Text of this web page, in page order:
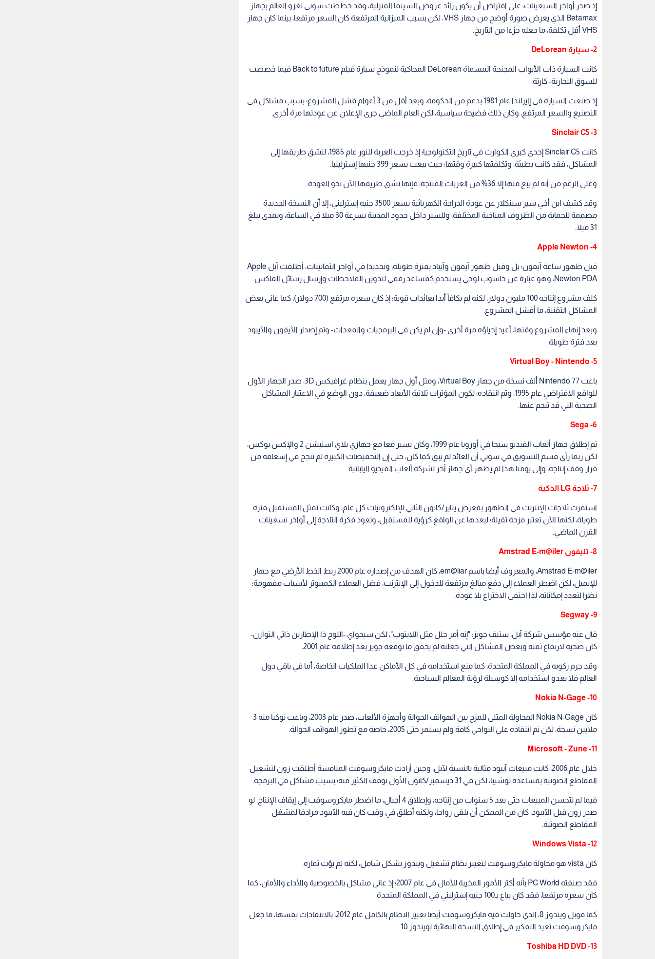
إذ صدر أواخر السبعينات، على افتراض أن يكون رائد عروض السينما المنزلية، وقد خططت سوني لغزو العالم بجهاز
Betamax الذي يعرض صورة أوضح من جهاز VHS، لكن بسبب الميزانية المرتفعة كان السعر مرتفعا، بينما كان جهاز
VHS أقل تكلفة، ما جعله جزءا من التاريخ.
2- سيارة DeLorean
كانت السيارة ذات الأبواب المجنحة المسماة DeLorean المحاكية لنموذج سيارة فيلم Back to future فيما خصصت
للسوق التجارية- كارثة.
إذ صنعت السيارة في إايرلندا عام 1981 بدعم من الحكومة، وبعد أقل من 3 أعوام فشل المشروع؛ بسبب مشاكل في
التصنيع والسعر المرتفع، وكان ذلك فضيحة سياسية، لكن العام الماضي جرى الإعلان عن عودتها مرة أخرى.
3- Sinclair C5
كانت Sinclair C5 إحدى كبرى الكوارث في تاريخ التكنولوجيا؛ إذ خرجت العربة للنور عام 1985، لتشق طريقها إلى
المشاكل، فقد كانت بطيئة، وتكلفتها كبيرة وقتها؛ حيث بيعت بسعر 399 جنيها إسترلينيا.
وعلى الرغم من أنه لم يبع منها إلا 36% من العربات المنتجة، فإنها تشق طريقها الآن نحو العودة.
وقد كشف ابن أخي سير سينكلار عن عودة الدراجة الكهربائية بسعر 3500 جنيه إسترليني، إلا أن النسخة الجديدة
مصممة للحماية من الظروف المناخية المختلفة، وللسير داخل حدود المدينة بسرعة 30 ميلا في الساعة، وبمدى يبلغ
31 ميلا.
4- Apple Newton
قبل ظهور ساعة آيفون؛ بل وقبل ظهور آيفون وآيباد بفترة طويلة، وتحديدا في أواخر الثمانينات، أطلقت آبل Apple
Newton PDA، وهو عبارة عن حاسوب لوحي يستخدم كمساعد رقمي لتدوين الملاحظات وإرسال رسائل الفاكس.
كلف مشروع إنتاجه 100 مليون دولار، لكنه لم يكافأ أبدا بعائدات قوية؛ إذ كان سعره مرتفع (700 دولار)، كما عانى بعض
المشاكل التقنية، ما أفشل المشروع.
وبعد إنهاء المشروع وقتها، أعيد إحياؤه مرة أخرى -وإن لم يكن في البرمجيات والمعدات- وتم إصدار الآيفون والآيبود
بعد فترة طويلة.
5- Virtual Boy - Nintendo
باعت Nintendo 77 ألف نسخة من جهاز Virtual Boy، ومثل أول جهاز يعمل بنظام غرافيكس 3D، صدر الجهاز الأول
للواقع الافتراضي عام 1995، وتم انتقاده؛ لكون المؤثرات ثلاثية الأبعاد ضعيفة، دون الوضع في الاعتبار المشاكل
الصحية التي قد تنجم عنها.
6- Sega
تم إطلاق جهاز ألعاب الفيديو سيجا في أوروبا عام 1999، وكان يسير معا مع جهازي بلاي استيشن 2 والإكس بوكس،
لكن ربما رأى قسم التسويق في سوني أن العائد لم يبق كما كان، حتى إن التخفيضات الكبيرة لم تنجح في إسعافه من
قرار وقف إنتاجه، وإلى يومنا هذا لم يظهر أي جهاز آخر لشركة ألعاب الفيديو اليابانية.
7- ثلاجة LG الذكية
استمرت ثلاجات الإنترنت في الظهور بمعرض يناير/كانون الثاني للإلكترونيات كل عام، وكانت تمثل المستقبل فترة
طويلة، لكنها الآن تعتبر مزحة ثقيلة؛ لبعدها عن الواقع كرؤية للمستقبل، وتعود فكرة الثلاجة إلى أواخر تسعينات
القرن الماضي.
8- تليفون Amstrad E-m@iler
Amstrad E-m@iler، والمعروف أيضا باسم em@liar، كان الهدف من إصداره عام 2000 ربط الخط الأرضي مع جهاز
للإيميل، لكن اضطر العملاء إلى دفع مبالغ مرتفعة للدخول إلى الإنترنت، فضل العملاء الكمبيوتر لأسباب مفهومة؛
نظرا لتعدد إمكاناته، لذا اختفى الاختراع بلا عودة.
9- Segway
قال عنه مؤسس شركة آبل، ستيف جوبز: "إنه أمر جلل مثل اللابتوب"، لكن سيجواي -اللوح ذا الإطارين ذاتي التوازن-
كان ضحية لارتفاع ثمنه وبعض المشاكل التي جعلته لم يحقق ما توقعه جوبز بعد إطلاقه عام 2001.
وقد جرم ركوبه في المملكة المتحدة، كما منع استخدامه في كل الأماكن عدا الملكيات الخاصة، أما في باقي دول
العالم فلا يعدو استخدامه إلا كوسيلة لرؤية المعالم السياحية.
10- Nokia N-Gage
كان Nokia N-Gage المحاولة المثلى للمزج بين الهواتف الجوالة وأجهزة الألعاب، صدر عام 2003، وباعت نوكيا منه 3
ملايين نسخة، لكن تم انتقاده على النواحي كافة ولم يستمر حتى 2005، خاصة مع تطور الهواتف الجوالة.
11- Microsoft - Zune
خلال عام 2006، كانت مبيعات آيبود مثالية بالنسبة لآبل، وحين أرادت مايكروسوفت المنافسة أطلقت زون لتشغيل
المقاطع الصوتية بمساعدة توشيبا، لكن في 31 ديسمبر/كانون الأول توقف الكثير منه؛ بسبب مشاكل في البرمجة.
فيما لم تتحسن المبيعات حتى بعد 5 سنوات من إنتاجه، وإطلاق 4 أجيال، ما اضطر مايكروسوفت إلى إيقاف الإنتاج. لو
صدر زون قبل الآيبود، كان من الممكن أن يلقى رواجا، ولكنه أطلق في وقت كان فيه الآيبود مرادفا لمشغل
المقاطع الصوتية.
12- Windows Vista
كان vista هو محاولة مايكروسوفت لتغيير نظام تشغيل ويندوز بشكل شامل، لكنه لم يؤت ثماره.
فقد صنفته PC World بأنه أكثر الأمور المخيبة للآمال في عام 2007؛ إذ عانى مشاكل بالخصوصية والأداء والأمان، كما
كان سعره مرتفعا، فقد كان يباع بـ100 جنيه إسترليني في المملكة المتحدة.
كما قوبل ويندوز 8، الذي حاولت فيه مايكروسوفت أيضا تغيير النظام بالكامل عام 2012، بالانتقادات نفسها، ما جعل
مايكروسوفت تعيد التفكير في إطلاق النسخة النهائية لويندوز 10.
13- Toshiba HD DVD